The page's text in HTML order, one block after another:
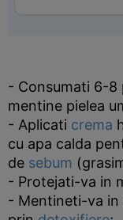
- Consumati 6-8
mentine pielea
- Aplicati crema
cu apa calda
de sebum
- Protejati-va in
- Mentineti-va in